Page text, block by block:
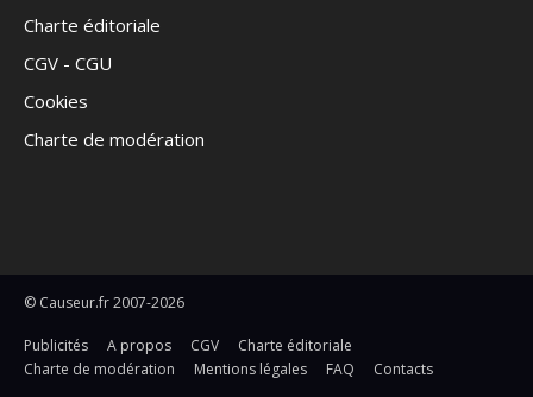
Charte éditoriale
CGV - CGU
Cookies
Charte de modération
© Causeur.fr 2007-2026
Publicités A propos CGV
Charte éditoriale
Charte de modération
Mentions légales FAQ Contacts